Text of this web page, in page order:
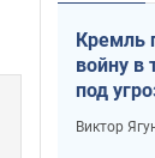
Кремль
войну в
под
Виктор